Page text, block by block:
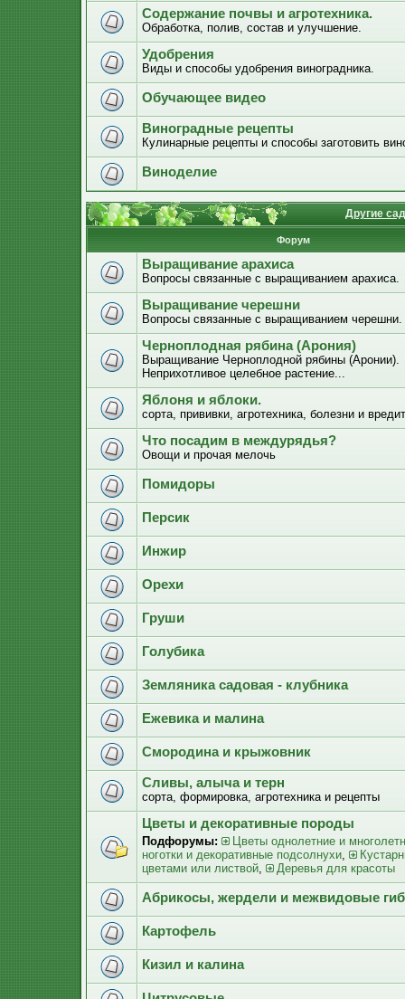
Содержание почвы и агротехника.
Обработка, полив, состав и улучшение.
Удобрения
Виды и способы удобрения виноградника.
Обучающее видео
Виноградные рецепты
Кулинарные рецепты и способы заготовить
Виноделие
Другие
Форум
Выращивание арахиса
Вопросы связанные с выращиванием арахиса.
Выращивание черешни
Вопросы связанные с выращиванием черешни.
Черноплодная рябина (Арония)
Выращивание Черноплодной рябины (Аронии).
Неприхотливое целебное растение...
Яблоня и яблоки.
сорта, прививки, агротехника, болезни и
Что посадим в междурядья?
Овощи и прочая мелочь
Помидоры
Персик
Инжир
Орехи
Груши
Голубика
Земляника садовая - клубника
Ежевика и малина
Смородина и крыжовник
Сливы, алыча и терн
сорта, формировка, агротехника и рецепты
Цветы и декоративные породы
Подфорумы:
Цветы однолетние и
ноготки и декоративные подсолнухи,
цветами или листвой, Деревья для красоты
Абрикосы, жердели и межвидовые
Картофель
Кизил и калина